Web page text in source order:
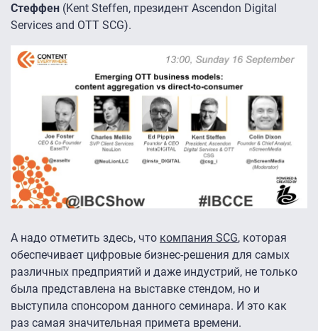
Стеффен (Kent Steffen, президент Ascendon Digital
Services and OTT SCG).
А надо отметить здесь, что компания SCG, которая
обеспечивает цифровые бизнес-решения для самых
различных предприятий и даже индустрий, не только
была представлена на выставке стендом, но и
выступила спонсором данного семинара. И это как
раз самая значительная примета времени.